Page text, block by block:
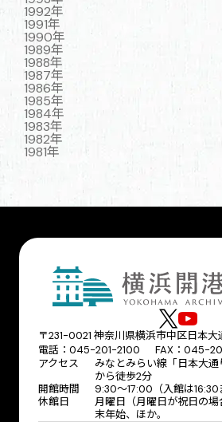
1992年
1991年
1990年
1989年
1988年
1987年
1986年
1985年
1984年
1983年
1982年
1981年
〒231-0021 神奈川県横浜市中区日本大
電話：045-201-2100 FAX：045-
アクセス
みなとみらい線「日本大
から徒歩2分
開館時間
9:30〜17:00（入館は16:30
休館日
月曜日（月曜日が祝日の
末年始、ほか。